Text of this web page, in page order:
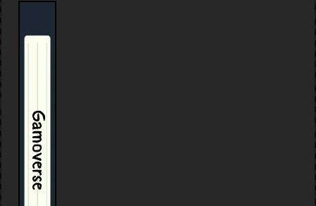
Gamoverse